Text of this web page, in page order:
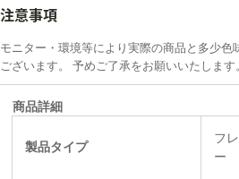
注意事項
モニター・環境等により実際の商品と多少
ございます。 予めご了承をお願いいたします。
商品詳細
製品タイプ
フ
ー